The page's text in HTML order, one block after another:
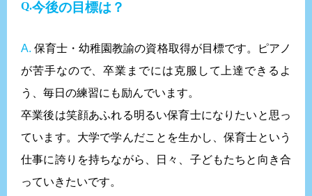
今後の目標は？
A.
が苦手なので、卒業までには克服して上達できるよ
う、毎日の練習にも励んでいます。
卒業後は笑顔あふれる明るい保育士になりたいと思っ
ています。大学で学んだことを生かし、保育士という
仕事に誇りを持ちながら、日々、子どもたちと向き合
っていきたいです。